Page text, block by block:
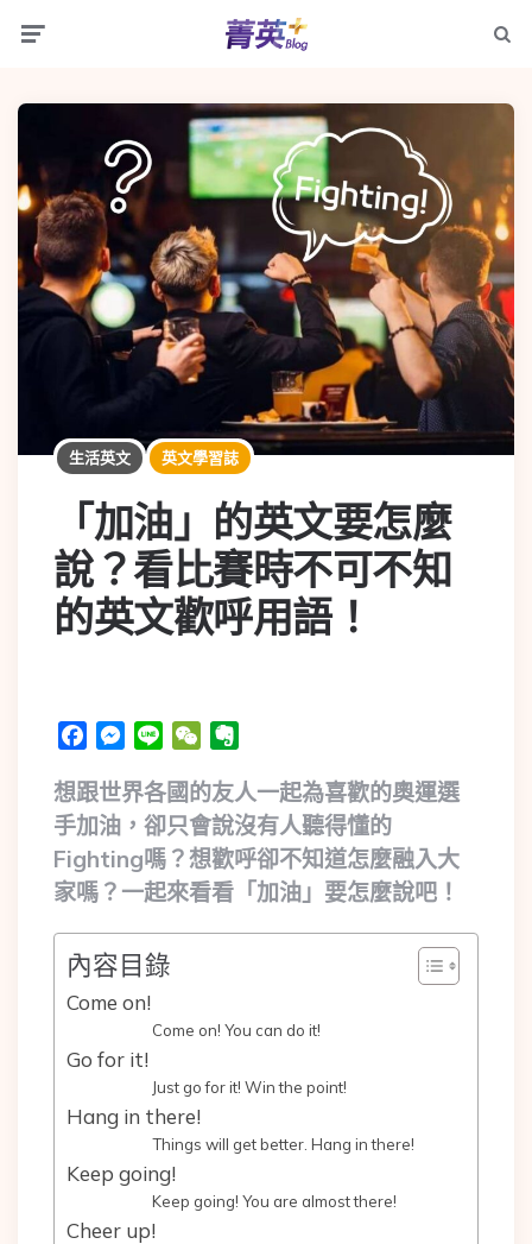
生活英文 英文學習誌
「加油」的英文要怎麼
說？看比賽時不可不知
的英文歡呼用語！
FacebookMessenger
Line WeChat
想跟世界各國的友人一起為喜歡的奧運選
手加油，卻只會說沒有人聽得懂的
Fighting嗎？想歡呼卻不知道怎麼融入大
家嗎？一起來看看「加油」要怎麼說吧！
內容目錄
Come on!
Come on! You can do it!
Go for it!
Just go for it! Win the point!
Hang in there!
Things will get better. Hang in there!
Keep going!
Keep going! You are almost there!
Cheer up!